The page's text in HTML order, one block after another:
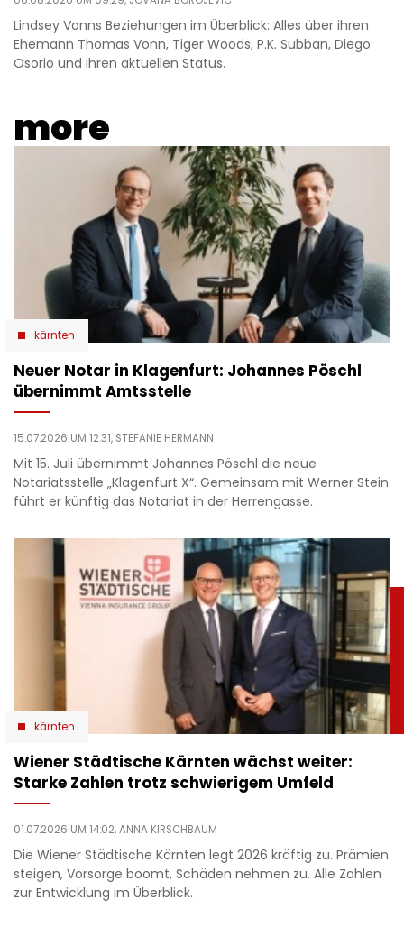
Lindsey Vonns Beziehungen im Überblick: Alles über ihren
Ehemann Thomas Vonn, Tiger Woods, P.K. Subban, Diego
Osorio und ihren aktuellen Status.
more
kärnten
Neuer Notar in Klagenfurt: Johannes Pöschl
übernimmt Amtsstelle
15.07.2026 UM 12:31, STEFANIE HERMANN
Mit 15. Juli übernimmt Johannes Pöschl die neue
Notariatsstelle „Klagenfurt X“. Gemeinsam mit Werner Stein
führt er künftig das Notariat in der Herrengasse.
kärnten
Wiener Städtische Kärnten wächst weiter:
Starke Zahlen trotz schwierigem Umfeld
01.07.2026 UM 14:02,ANNA KIRSCHBAUM
Die Wiener Städtische Kärnten legt 2026 kräftig zu. Prämien
steigen, Vorsorge boomt, Schäden nehmen zu. Alle Zahlen
zur Entwicklung im Überblick.